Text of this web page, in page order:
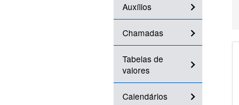
Auxílios
Chamadas
Tabelas de
valores
Calendários